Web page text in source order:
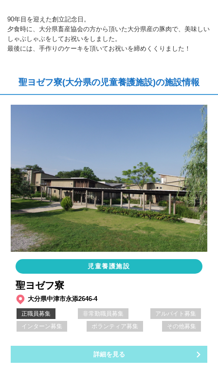
90年目を迎えた創立記念日。
夕食時に、大分県畜産協会の方から頂いた大分県産の豚肉で、美味しい
しゃぶしゃぶをしてお祝いをしました。
最後には、手作りのケーキを頂いてお祝いを締めくくりました！
聖ヨゼフ寮(大分県の児童養護施設)の施設情報
児童養護施設
聖ヨゼフ寮
大分県中津市永添2646-4
正職員募集 非常勤職員募集
アルバイト募集
インターン募集
ボランティア募集 その他募集
詳細を見る